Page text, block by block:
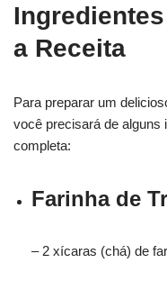
a Receita
Para preparar um
você precisará de alguns
completa:
Farinha de
– 2 xícaras (chá) de